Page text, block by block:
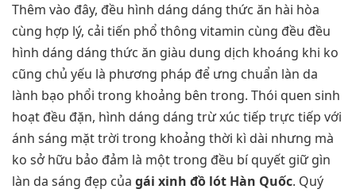
Thêm vào đây, đều hình dáng dáng thức ăn hài hòa
cùng hợp lý, cải tiến phổ thông vitamin cùng đều đều
hình dáng dáng thức ăn giàu dung dịch khoáng khi ko
cũng chủ yếu là phương pháp để ưng chuẩn làn da
lành bạo phổi trong khoảng bên trong. Thói quen sinh
hoạt đều đặn, hình dáng dáng trừ xúc tiếp trực tiếp với
ánh sáng mặt trời trong khoảng thời kì dài nhưng mà
ko sở hữu bảo đảm là một trong đều bí quyết giữ gìn
làn da sáng đẹp của gái xinh đồ lót Hàn Quốc. Quý